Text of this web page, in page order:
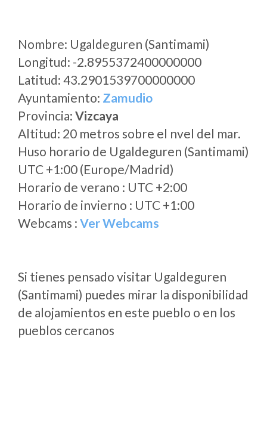
Nombre: Ugaldeguren (Santimami)
Longitud: -2.8955372400000000
Latitud: 43.2901539700000000
Ayuntamiento: Zamudio
Provincia: Vizcaya
Altitud: 20 metros sobre el nvel del mar.
Huso horario de Ugaldeguren (Santimami)
UTC +1:00 (Europe/Madrid)
Horario de verano : UTC +2:00
Horario de invierno : UTC +1:00
Webcams : Ver Webcams
Si tienes pensado visitar Ugaldeguren
(Santimami) puedes mirar la disponibilidad
de alojamientos en este pueblo o en los
pueblos cercanos